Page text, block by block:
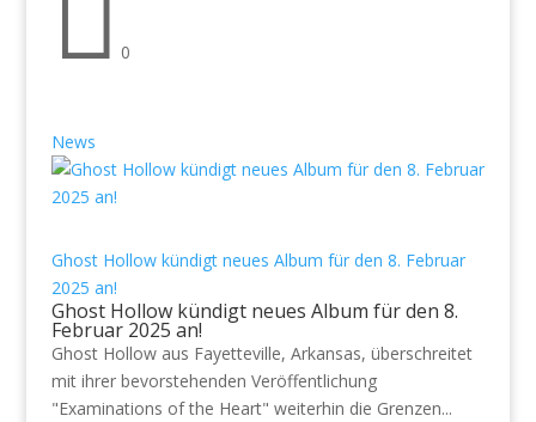
0
News
Ghost Hollow kündigt neues Album für den 8. Februar
2025 an!
Ghost Hollow kündigt neues Album für den 8.
Februar 2025 an!
Ghost Hollow aus Fayetteville, Arkansas, überschreitet
mit ihrer bevorstehenden Veröffentlichung
"Examinations of the Heart" weiterhin die Grenzen...